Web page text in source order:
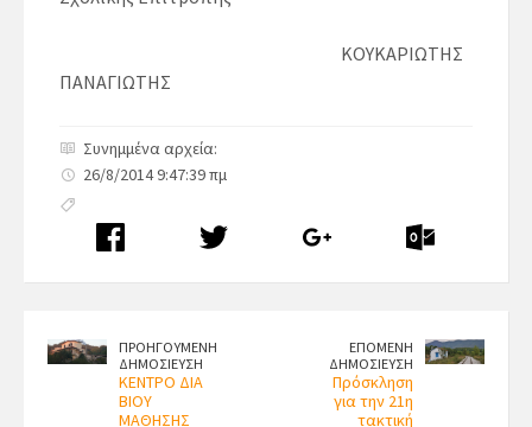
ΚΟΥΚΑΡΙΩΤΗΣ
ΠΑΝΑΓΙΩΤΗΣ
Συνημμένα αρχεία:
26/8/2014 9:47:39 πμ
ΠΡΟΗΓΟΥΜΕΝΗ
ΔΗΜΟΣΙΕΥΣΗ
KENTΡΟ ΔΙΑ
ΒΙΟΥ
ΜΑΘΗΣΗΣ
ΕΠΟΜΕΝΗ
ΔΗΜΟΣΙΕΥΣΗ
Πρόσκληση
για την 21η
τακτική